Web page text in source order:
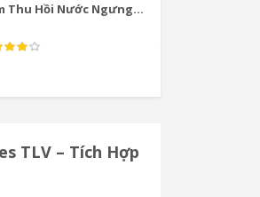
Thu Hồi Nước Ngưng...
TLV – Tích Hợp